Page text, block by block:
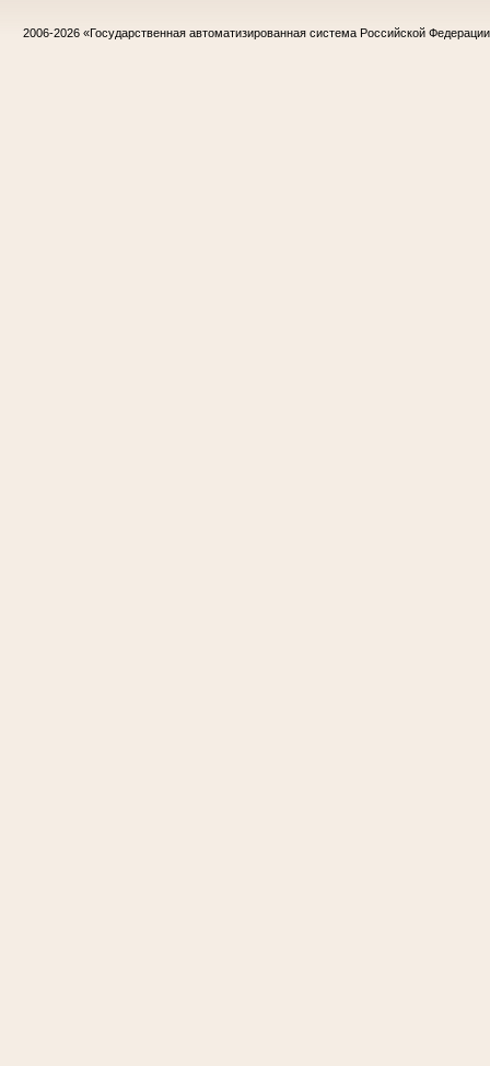
2006-2026 «Государственная автоматизированная система Российской